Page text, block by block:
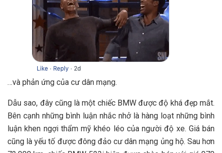
…và phản ứng của cư dân mạng.
Dẫu sao, đây cũng là một chiếc BMW được độ khá đẹp mắt.
Bên cạnh những bình luận nhắc nhở là hàng loạt những bình
luận khen ngợi thẩm mỹ khéo léo của người độ xe. Giá bán
cũng là yếu tố được đông đảo cư dân mạng ủng hộ. Sau hơn